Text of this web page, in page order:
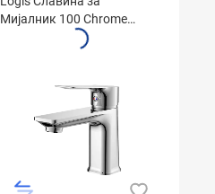
Mијалник 100 Chrome